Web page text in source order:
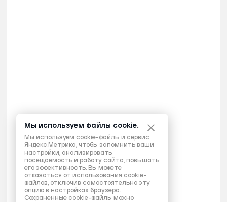
Мы используем файлы cookie.
Мы используем cookie-файлы и сервис
Яндекс.Метрика, чтобы запомнить ваши
настройки, анализировать
посещаемость и работу сайта, повышать
его эффективность. Вы можете
отказаться от использования cookie-
файлов, отключив самостоятельно эту
опцию в настройках браузера.
Сохраненные cookie-файлы можно